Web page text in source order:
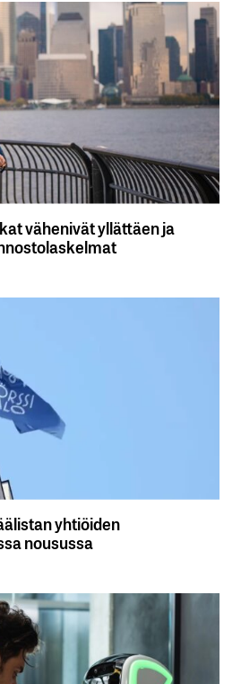
vähenivät yllättäen ja
yhtiöiden
nousussa